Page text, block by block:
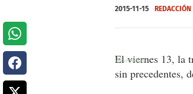
2015-11-15
El viernes 13, la
sin precedentes,